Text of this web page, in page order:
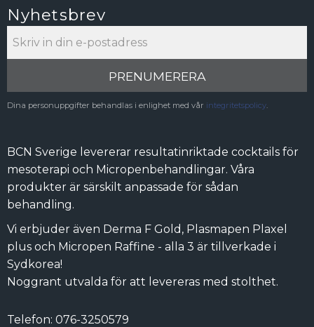
Nyhetsbrev
PRENUMERERA
Dina personuppgifter behandlas i enlighet med vår integritetspolicy.
BCN Sverige levererar resultatinriktade cocktails för
mesoterapi och Micropenbehandlingar. Våra
produkter är särskilt anpassade för sådan
behandling.
Vi erbjuder även Derma F Gold, Plasmapen Plaxel
plus och Micropen Raffine - alla 3 är tillverkade i
Sydkorea!
Noggrant utvalda för att levereras med stolthet.
Telefon: 076-3250579